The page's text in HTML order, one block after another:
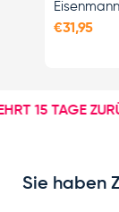
€31,95
15 TAGE
Sie haben